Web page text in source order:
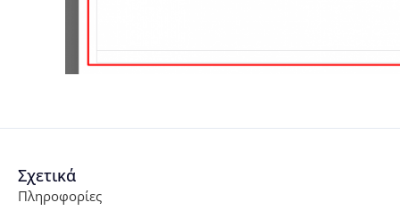
Σχετικά
Πληροφορίες